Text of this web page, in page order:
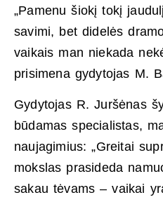
„Pamenu šiokį tokį
savimi, bet didelės
vaikais man niekada
prisimena gydytojas M.
Gydytojas R. Juršėnas
būdamas specialistas,
naujagimius: „Greitai
mokslas prasideda
sakau tėvams – vaikai